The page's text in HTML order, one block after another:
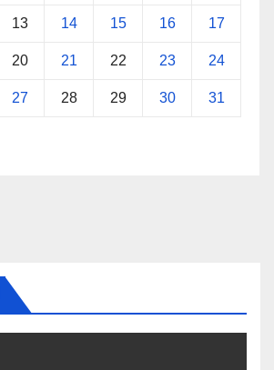
13 14 15 16 17
20 21 22 23 24
27 28 29 30 31